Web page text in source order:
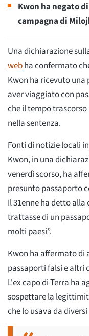
Kwon ha negato
campagna di
Una dichiarazione
webha confermato
Kwon ha ricevuto
aver viaggiato con
che il tempo
nella sentenza.
Fonti di notizie locali
Kwon, in una
venerdì scorso, ha
presunto passaporto
Il 31enne ha detto alla
trattasse di un
molti paesi”.
Kwon ha affermato di
passaporti falsi e altri
L'ex capo di Terra ha
sospettare la
che lo usava da